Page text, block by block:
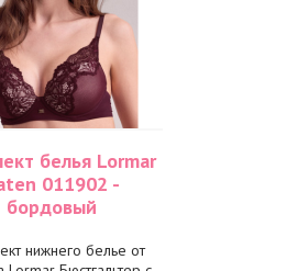
белья Lormar
011902 -
бордовый
нижнего белье от